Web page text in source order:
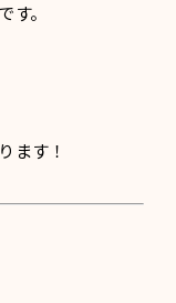
。
ます！